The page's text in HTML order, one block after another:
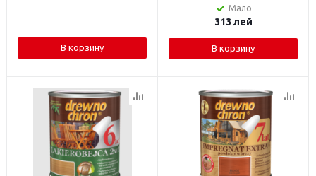
В корзину
Мало
313 лей
В корзину